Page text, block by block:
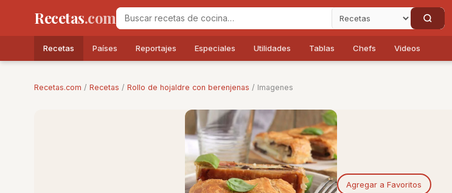
Recetas.com
Recetas Países Reportajes Especiales Utilidades Tablas Chefs Videos
Recetas.com / Recetas / Rollo de hojaldre con berenjenas / Imagenes
Agregar a Favoritos